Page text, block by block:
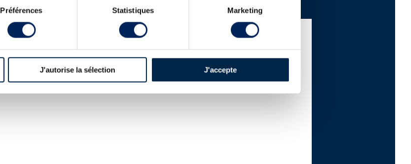
Préférences Statistiques Marketing
J'autorise la sélection J'accepte
AUX ENCHÈRES: LA COTE DES SPIRITUEUX FINE